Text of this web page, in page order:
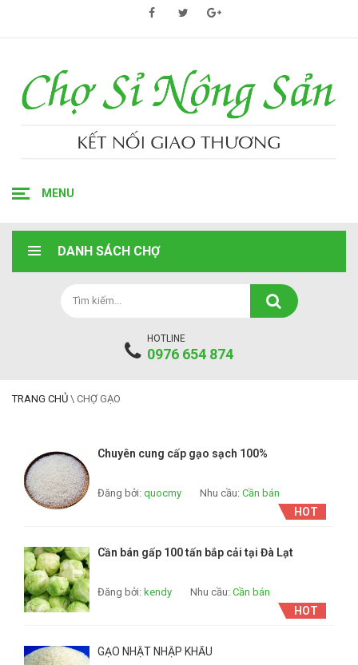
MENU
DANH SÁCH CHỢ
HOTLINE
0976 654 874
TRANG CHỦ \ CHỢ GẠO
Chuyên cung cấp gạo sạch 100%
Đăng bởi: quocmy Nhu cầu: Cần bán
HOT
Cần bán gấp 100 tấn bắp cải tại Đà Lạt
Đăng bởi: kendy Nhu cầu: Cần bán
HOT
GẠO NHẬT NHẬP KHẨU